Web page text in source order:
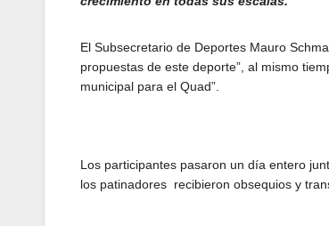
El Subsecretario de Deportes Mauro
propuestas de este deporte”, al mismo
municipal para el Quad”.
Los participantes pasaron un día entero
los patinadores recibieron obsequios y